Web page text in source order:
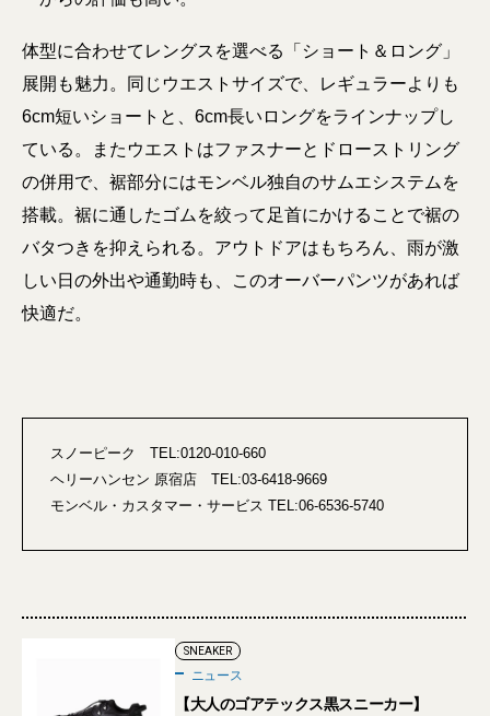
体型に合わせてレングスを選べる「ショート＆ロング」
展開も魅力。同じウエストサイズで、レギュラーよりも
6cm短いショートと、6cm長いロングをラインナップし
ている。またウエストはファスナーとドローストリング
の併用で、裾部分にはモンベル独自のサムエシステムを
搭載。裾に通したゴムを絞って足首にかけることで裾の
バタつきを抑えられる。アウトドアはもちろん、雨が激
しい日の外出や通勤時も、このオーバーパンツがあれば
快適だ。
スノーピーク TEL:0120-010-660
ヘリーハンセン 原宿店 TEL:03-6418-9669
モンベル・カスタマー・サービス TEL:06-6536-5740
SNEAKER
ニュース
【大人のゴアテックス黒スニーカー】